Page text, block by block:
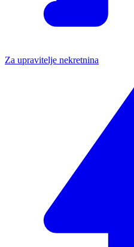
Za upravitelje nekretnina